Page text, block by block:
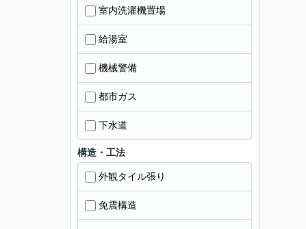
室内洗濯機置場
給湯室
機械警備
都市ガス
下水道
構造・工法
外観タイル張り
免震構造